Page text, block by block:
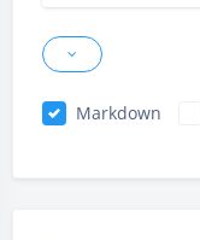
Markdown
|´・ω・)ノ